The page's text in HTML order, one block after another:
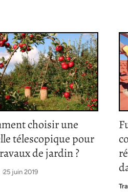
choisir une
télescopique pour
de jardin ?
25 juin 2019